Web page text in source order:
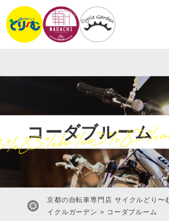
コーダブルーム
京都の自転車専門店 サイクルどり〜
イクルガーデン > コーダブルーム